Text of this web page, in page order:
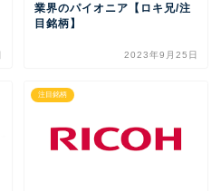
業界のパイオニア【ロキ兄/注
目銘柄】
2023年9月25日
注目銘柄